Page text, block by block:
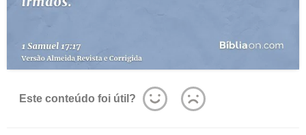
Este conteúdo foi útil?